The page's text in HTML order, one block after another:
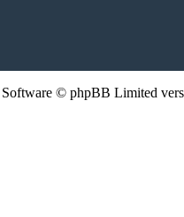
© phpBB Limited